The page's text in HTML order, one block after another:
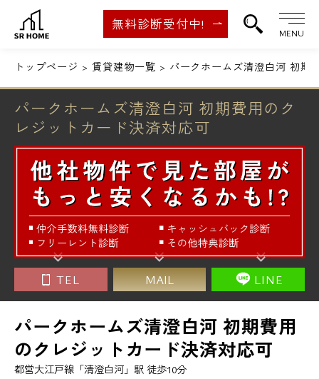
無料診断受付中!
MENU
トップページ 賃貸建物一覧 パークホームズ清澄白河 初期
パークホームズ清澄白河 初期費用のク
レジットカード決済対応可
TEL MAIL LINE
パークホームズ清澄白河 初期費用
のクレジットカード決済対応可
都営大江戸線「清澄白河」駅 徒歩10分